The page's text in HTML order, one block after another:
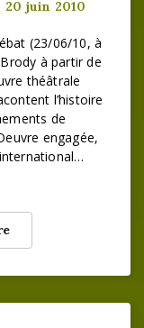
20 juin 2010
(23/06/10, à
à partir de
théâtrale
l’histoire
de
engagée,